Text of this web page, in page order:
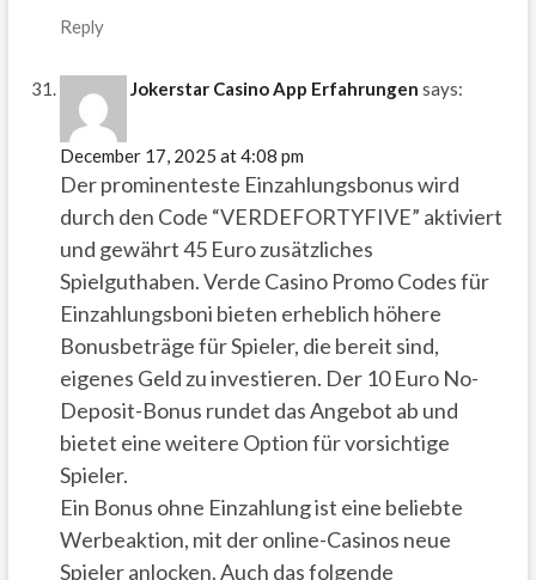
Reply
Jokerstar Casino App Erfahrungen says:
December 17, 2025 at 4:08 pm
Der prominenteste Einzahlungsbonus wird
durch den Code “VERDEFORTYFIVE” aktiviert
und gewährt 45 Euro zusätzliches
Spielguthaben. Verde Casino Promo Codes für
Einzahlungsboni bieten erheblich höhere
Bonusbeträge für Spieler, die bereit sind,
eigenes Geld zu investieren. Der 10 Euro No-
Deposit-Bonus rundet das Angebot ab und
bietet eine weitere Option für vorsichtige
Spieler.
Ein Bonus ohne Einzahlung ist eine beliebte
Werbeaktion, mit der online-Casinos neue
Spieler anlocken. Auch das folgende